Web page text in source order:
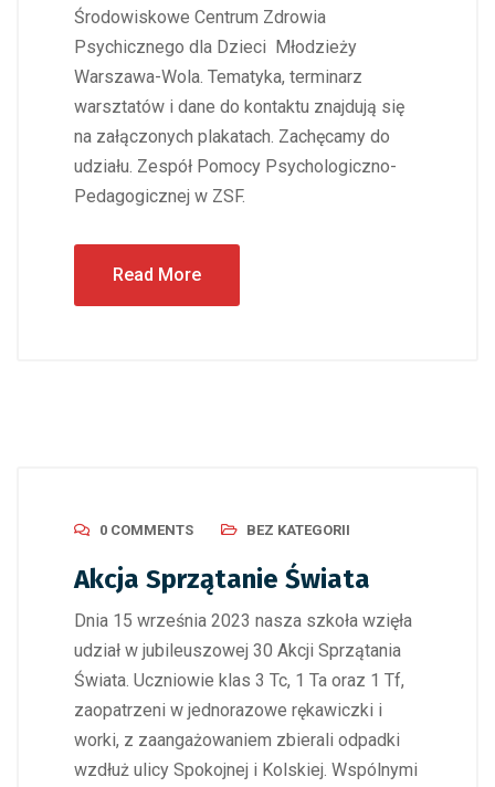
Środowiskowe Centrum Zdrowia
Psychicznego dla Dzieci Młodzieży
Warszawa-Wola. Tematyka, terminarz
warsztatów i dane do kontaktu znajdują się
na załączonych plakatach. Zachęcamy do
udziału. Zespół Pomocy Psychologiczno-
Pedagogicznej w ZSF.
Read More
0 COMMENTS BEZ KATEGORII
Akcja Sprzątanie Świata
Dnia 15 września 2023 nasza szkoła wzięła
udział w jubileuszowej 30 Akcji Sprzątania
Świata. Uczniowie klas 3 Tc, 1 Ta oraz 1 Tf,
zaopatrzeni w jednorazowe rękawiczki i
worki, z zaangażowaniem zbierali odpadki
wzdłuż ulicy Spokojnej i Kolskiej. Wspólnymi